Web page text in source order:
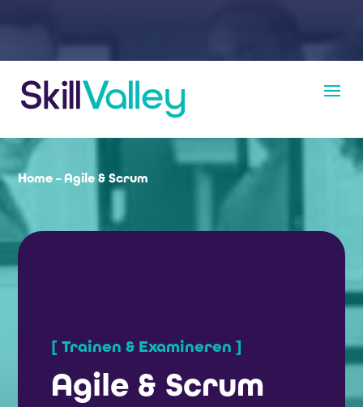
Home –Agile & Scrum
[ Trainen & Examineren ]
Agile & Scrum